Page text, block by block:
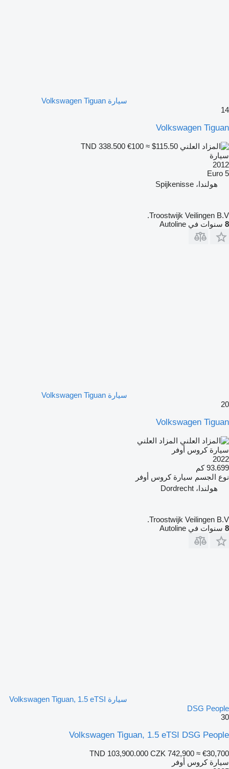
سيارة Volkswagen Tiguan
14
Volkswagen Tiguan
€100 ≈ $115.50
سيارة
2012
Euro 5
هولندا، Spijkenisse
Troostwijk Veilingen B.V.
8 سنوات في Autoline
سيارة Volkswagen Tiguan
20
Volkswagen Tiguan
المزاد العلني
سيارة كروس أوفر
2022
93.699 كم
نوع الجسم سيارة كروس أوفر
هولندا، Dordrecht
Troostwijk Veilingen B.V.
8 سنوات في Autoline
سيارة Volkswagen Tiguan, 1.5 eTSI
DSG People
30
Volkswagen Tiguan, 1.5 eTSI DSG People
TND 103,900.000 CZK 742,900 ≈ €30,700
سيارة كروس أوفر